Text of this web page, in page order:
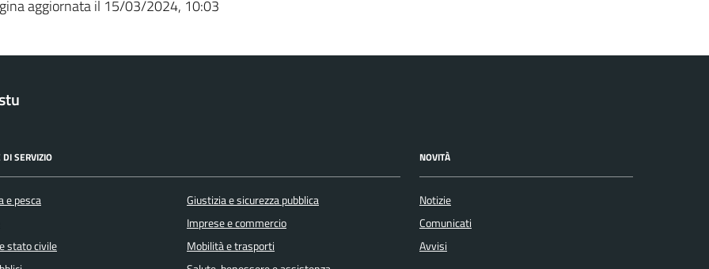
aggiornata il 15/03/2024, 10:03
DI SERVIZIO
e pesca
stato civile
Giustizia e sicurezza pubblica
Imprese e commercio
Mobilità e trasporti
NOVITÀ
Notizie
Comunicati
Avvisi